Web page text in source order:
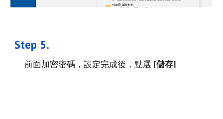
Step 5.
前面加密密碼，設定完成後，點選 [儲存]